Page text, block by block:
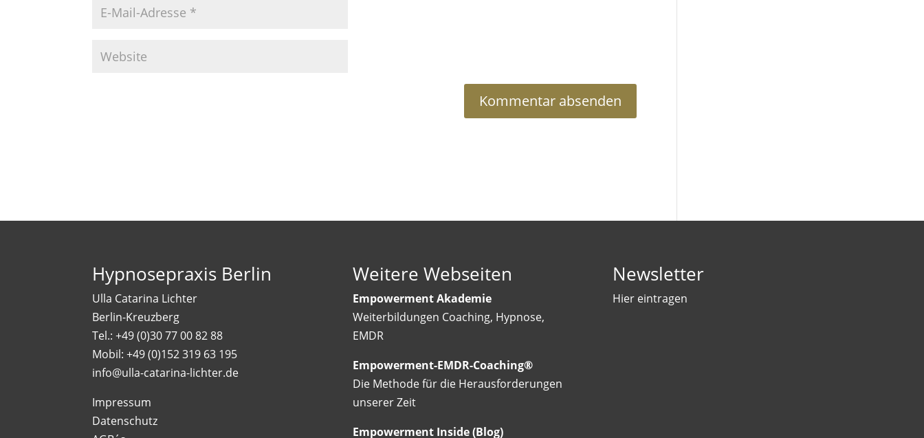
Hypnosepraxis Berlin
Ulla Catarina Lichter
Berlin-Kreuzberg
Tel.: +49 (0)30 77 00 82 88
Mobil: +49 (0)152 319 63 195
info@ulla-catarina-lichter.de
Impressum
Datenschutz
Weitere Webseiten
Empowerment Akademie
Weiterbildungen Coaching, Hypnose,
EMDR
Empowerment-EMDR-Coaching®
Die Methode für die Herausforderungen
unserer Zeit
Empowerment Inside (Blog)
Newsletter
Hier eintragen